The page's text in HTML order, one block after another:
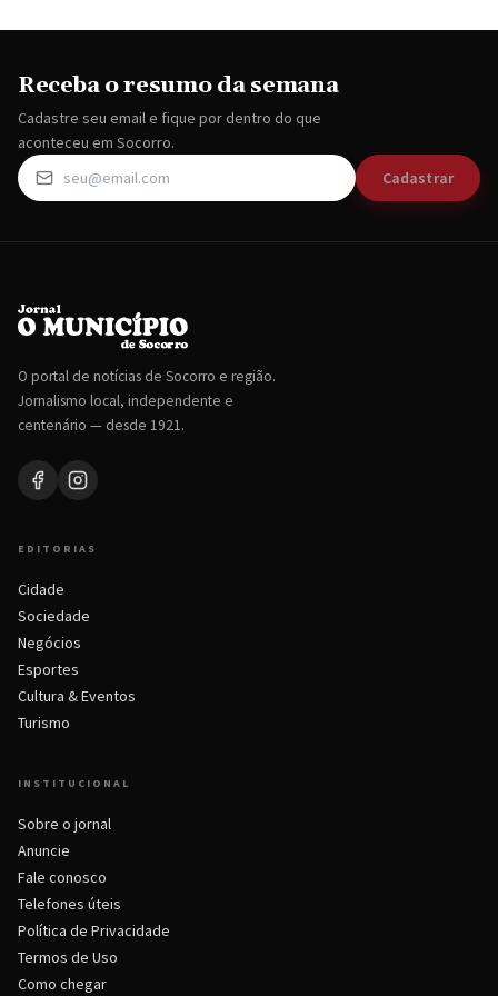
Receba o resumo da semana
Cadastre seu email e fique por dentro do que
aconteceu em Socorro.
Cadastrar
O portal de notícias de Socorro e região.
Jornalismo local, independente e
centenário — desde 1921.
EDITORIAS
Cidade
Sociedade
Negócios
Esportes
Cultura & Eventos
Turismo
INSTITUCIONAL
Sobre o jornal
Anuncie
Fale conosco
Telefones úteis
Política de Privacidade
Termos de Uso
Como chegar